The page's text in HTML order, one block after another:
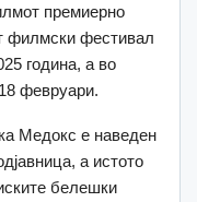
премиерно
филмски фестивал
година, а во
февруари.
Медокс е наведен
а истото
белешки